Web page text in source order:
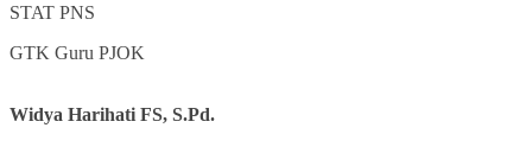
STAT PNS
GTK Guru PJOK
Widya Harihati FS, S.Pd.